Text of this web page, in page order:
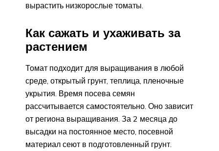
вырастить низкорослые томаты.
Как сажать и ухаживать за
растением
Томат подходит для выращивания в любой
среде, открытый грунт, теплица, пленочные
укрытия. Время посева семян
рассчитывается самостоятельно. Оно зависит
от региона выращивания. За 2 месяца до
высадки на постоянное место, посевной
материал сеют в подготовленный грунт.